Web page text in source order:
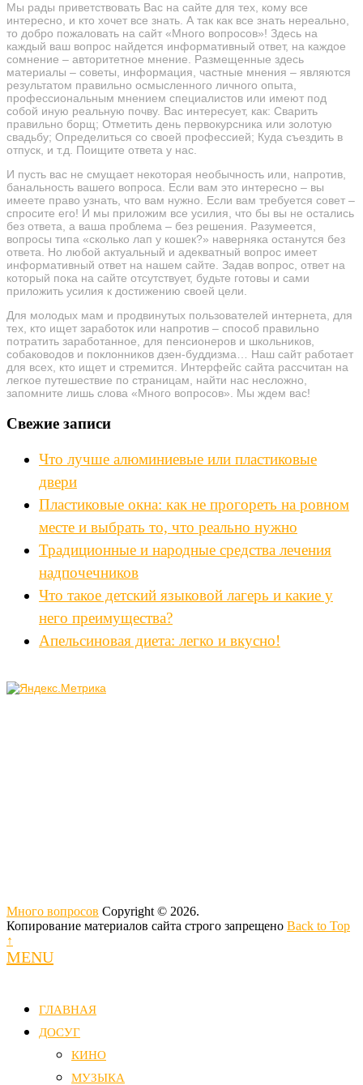
Мы рады приветствовать Вас на сайте для тех, кому все
интересно, и кто хочет все знать. А так как все знать нереально,
то добро пожаловать на сайт «Много вопросов»! Здесь на
каждый ваш вопрос найдется информативный ответ, на каждое
сомнение – авторитетное мнение. Размещенные здесь
материалы – советы, информация, частные мнения – являются
результатом правильно осмысленного личного опыта,
профессиональным мнением специалистов или имеют под
собой иную реальную почву. Вас интересует, как: Сварить
правильно борщ; Отметить день первокурсника или золотую
свадьбу; Определиться со своей профессией; Куда съездить в
отпуск, и т.д. Поищите ответа у нас.
И пусть вас не смущает некоторая необычность или, напротив,
банальность вашего вопроса. Если вам это интересно – вы
имеете право узнать, что вам нужно. Если вам требуется совет –
спросите его! И мы приложим все усилия, что бы вы не остались
без ответа, а ваша проблема – без решения. Разумеется,
вопросы типа «сколько лап у кошек?» наверняка останутся без
ответа. Но любой актуальный и адекватный вопрос имеет
информативный ответ на нашем сайте. Задав вопрос, ответ на
который пока на сайте отсутствует, будьте готовы и сами
приложить усилия к достижению своей цели.
Для молодых мам и продвинутых пользователей интернета, для
тех, кто ищет заработок или напротив – способ правильно
потратить заработанное, для пенсионеров и школьников,
собаководов и поклонников дзен-буддизма… Наш сайт работает
для всех, кто ищет и стремится. Интерфейс сайта рассчитан на
легкое путешествие по страницам, найти нас несложно,
запомните лишь слова «Много вопросов». Мы ждем вас!
Свежие записи
Что лучше алюминиевые или пластиковые
двери
Пластиковые окна: как не прогореть на ровном
месте и выбрать то, что реально нужно
Традиционные и народные средства лечения
надпочечников
Что такое детский языковой лагерь и какие у
него преимущества?
Апельсиновая диета: легко и вкусно!
Много вопросов Copyright © 2026.
Копирование материалов сайта строго запрещено Back to Top
↑
MENU
ГЛАВНАЯ
ДОСУГ
КИНО
МУЗЫКА